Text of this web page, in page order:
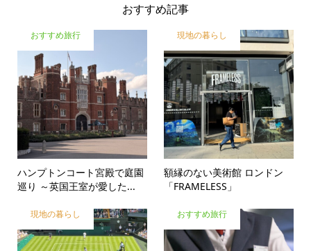
おすすめ記事
おすすめ旅行
ハンプトンコート宮殿で庭園
巡り ～英国王室が愛した...
現地の暮らし
額縁のない美術館 ロンドン
「FRAMELESS」
現地の暮らし おすすめ旅行